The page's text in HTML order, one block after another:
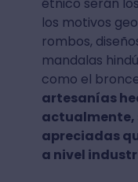
los motivos
rombos,
mandalas
como el
artesanías
actualmente,
apreciadas
a nivel